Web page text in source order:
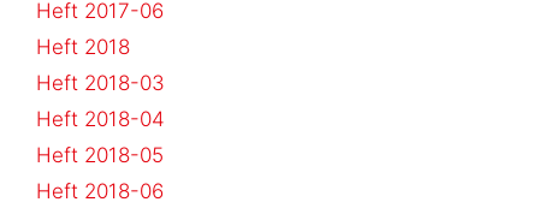
Heft 2017-06
Heft 2018
Heft 2018-03
Heft 2018-04
Heft 2018-05
Heft 2018-06